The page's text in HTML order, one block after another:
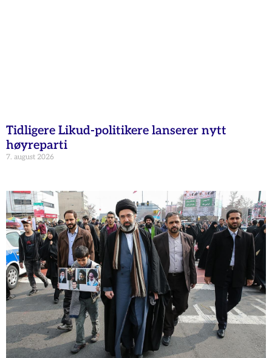
Tidligere Likud-politikere lanserer nytt
høyreparti
7. august 2026